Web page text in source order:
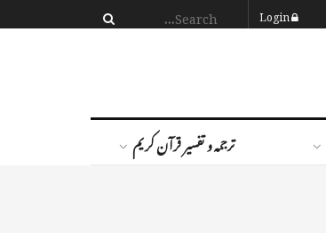
Login
ترجمہ و تفسیر قرآن کریم